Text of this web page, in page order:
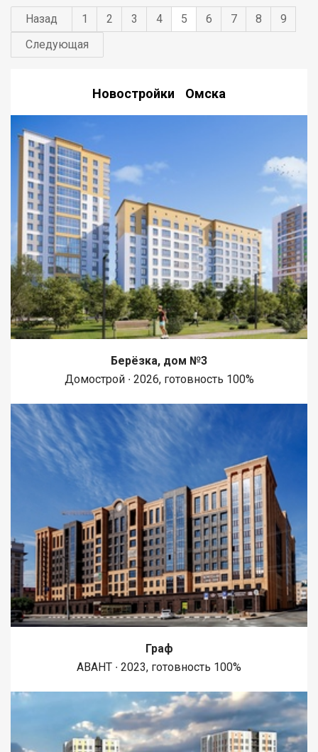
Назад 1 2 3 4 5 6 7 8
9
Следующая
Новостройки Омска
Берёзка, дом №3
Домострой ∙ 2026, готовность 100%
Граф
АВАНТ ∙ 2023, готовность 100%